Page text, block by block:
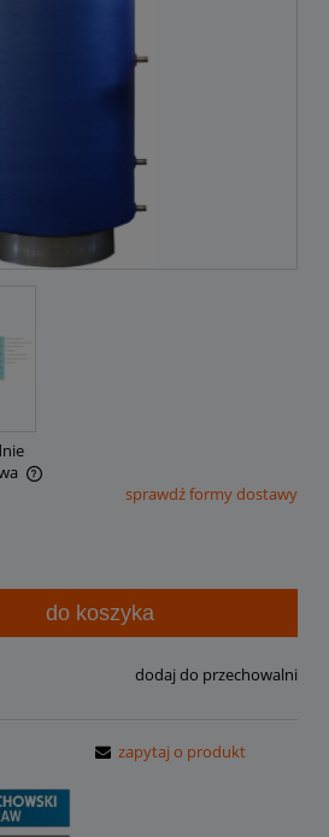
kosztów płatności
sprawdź formy dostawy
do koszyka
dodaj do przechowalni
zapytaj o produkt